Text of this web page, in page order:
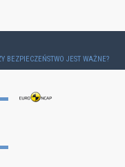
BEZPIECZEŃSTWO JEST WAŻNE?